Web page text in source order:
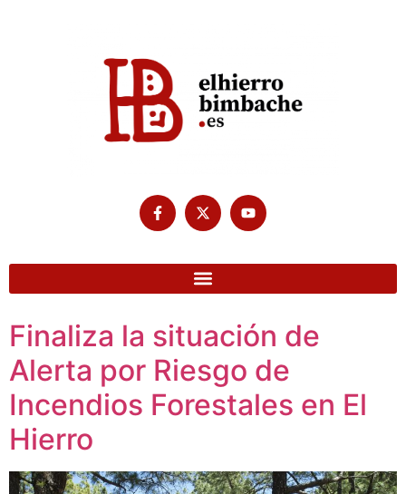
Finaliza la situación de
Alerta por Riesgo de
Incendios Forestales en El
Hierro